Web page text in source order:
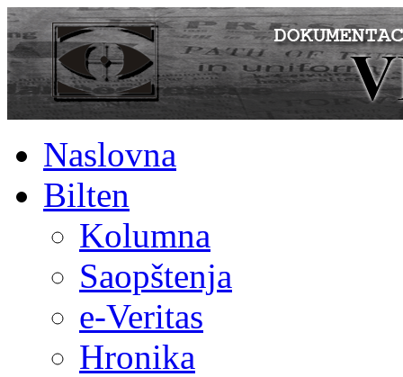
Naslovna
Bilten
Kolumna
Saopštenja
e-Veritas
Hronika